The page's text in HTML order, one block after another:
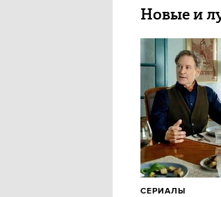
Новые и
СЕРИАЛЫ